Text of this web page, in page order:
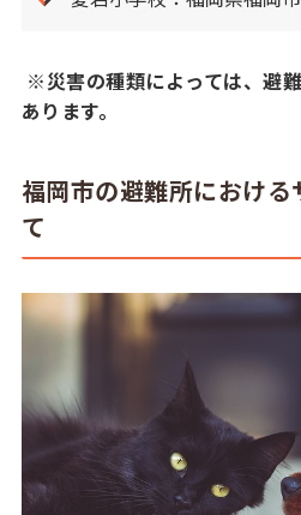
※災害の種類によっては、避
あります。
福岡市の避難所におけ
て